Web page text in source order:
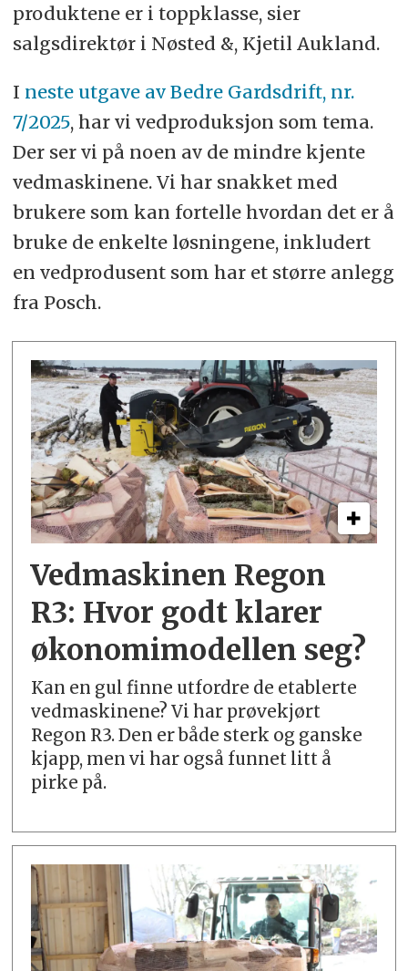
produktene er i toppklasse, sier
salgsdirektør i Nøsted &, Kjetil Aukland.
I neste utgave av Bedre Gardsdrift, nr.
7/2025, har vi vedproduksjon som tema.
Der ser vi på noen av de mindre kjente
vedmaskinene. Vi har snakket med
brukere som kan fortelle hvordan det er å
bruke de enkelte løsningene, inkludert
en vedprodusent som har et større anlegg
fra Posch.
Vedmaskinen Regon
R3: Hvor godt klarer
økonomi­modellen seg?
Kan en gul finne utfordre de etablerte
vedmaskinene? Vi har prøvekjørt
Regon R3. Den er både sterk og ganske
kjapp, men vi har også funnet litt å
pirke på.